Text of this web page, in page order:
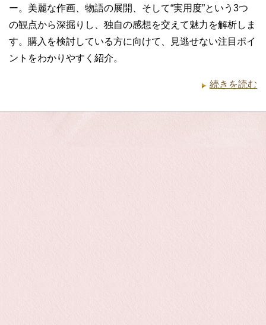
ー。美麗な作画、物語の展開、そして“実用度”という3つ
の観点から深掘りし、独自の感想を交えて魅力を解析しま
す。購入を検討している方に向けて、見逃せない注目ポイ
ントをわかりやすく紹介。
続きを読む